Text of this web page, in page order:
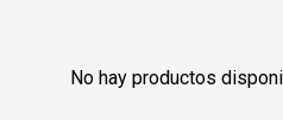
No hay productos